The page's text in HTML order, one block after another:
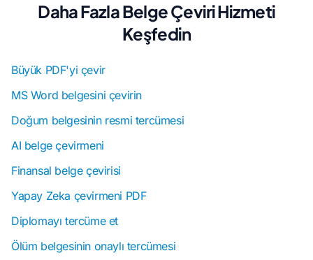
Daha Fazla Belge Çeviri Hizmeti
Keşfedin
Büyük PDF'yi çevir
MS Word belgesini çevirin
Doğum belgesinin resmi tercümesi
AI belge çevirmeni
Finansal belge çevirisi
Yapay Zeka çevirmeni PDF
Diplomayı tercüme et
Ölüm belgesinin onaylı tercümesi